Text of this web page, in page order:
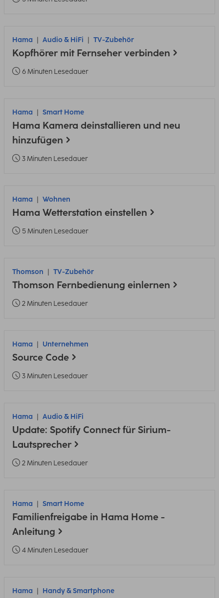
Hama Audio & HiFi TV-Zubehör
Kopfhörer mit Fernseher verbinden
6 Minuten Lesedauer
Hama Smart Home
Hama Kamera deinstallieren und neu
hinzufügen
3 Minuten Lesedauer
Hama Wohnen
Hama Wetterstation einstellen
5 Minuten Lesedauer
Thomson TV-Zubehör
Thomson Fernbedienung einlernen
2 Minuten Lesedauer
Hama Unternehmen
Source Code
3 Minuten Lesedauer
Hama Audio & HiFi
Update: Spotify Connect für Sirium-
Lautsprecher
2 Minuten Lesedauer
Hama Smart Home
Familienfreigabe in Hama Home -
Anleitung
4 Minuten Lesedauer
Hama Handy & Smartphone